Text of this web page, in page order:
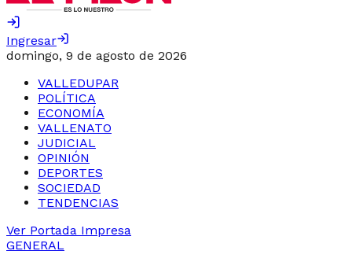
Ingresar
domingo, 9 de agosto de 2026
VALLEDUPAR
POLÍTICA
ECONOMÍA
VALLENATO
JUDICIAL
OPINIÓN
DEPORTES
SOCIEDAD
TENDENCIAS
Ver Portada Impresa
GENERAL